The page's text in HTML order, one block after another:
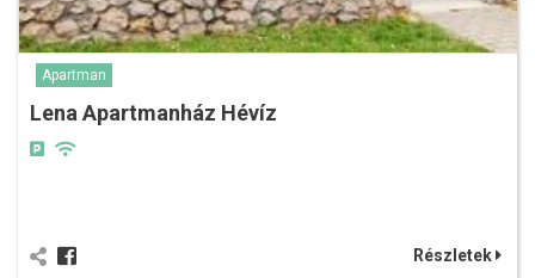
Apartman
Lena Apartmanház Hévíz
Részletek